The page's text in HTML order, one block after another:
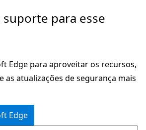
suporte para esse
Edge para aproveitar os recursos,
as atualizações de segurança mais
Edge